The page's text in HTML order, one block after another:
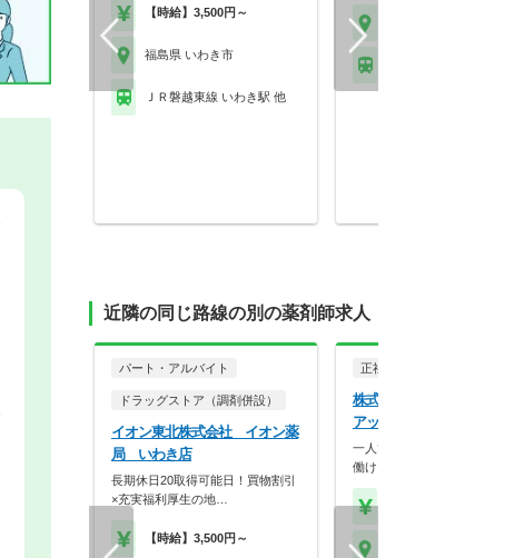
【時給】3,500円～
福島県 いわき市
ＪＲ磐越東線 いわき駅 他
近隣の同じ路線の別の薬剤師求人
パート・アルバイト
ドラッグストア（調剤併設）
イオン東北株式会社 イオン薬
局 いわき店
長期休日20取得可能日！買物割引
×充実福利厚生の地…
【時給】3,500円～
正社員
株式会社アップルケアネ
アップル薬局 長橋店
一人ひとりの個性を生かしな
働ける調剤薬局です。…